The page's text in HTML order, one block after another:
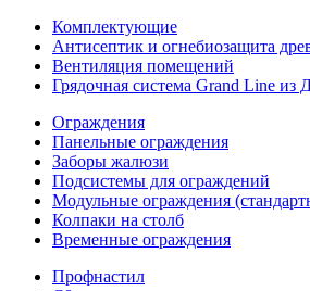
Комплектующие
Антисептик и огнебиозащита
Вентиляция помещений
Грядочная система Grand Line из
Ограждения
Панельные ограждения
Заборы жалюзи
Подсистемы для ограждений
Модульные ограждения
Колпаки на столб
Временные ограждения
Профнастил